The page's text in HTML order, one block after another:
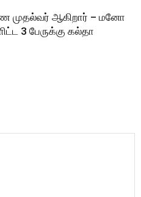
முதல்வர் ஆகிறார் – மனோ
3 பேருக்கு கல்தா